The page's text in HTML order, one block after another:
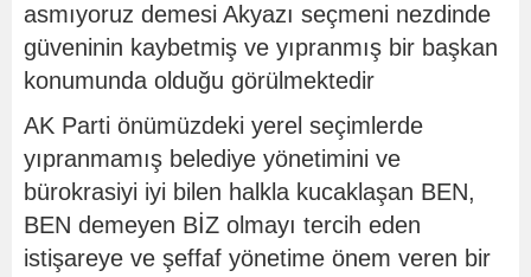
asmıyoruz demesi Akyazı seçmeni nezdinde
güveninin kaybetmiş ve yıpranmış bir başkan
konumunda olduğu görülmektedir
AK Parti önümüzdeki yerel seçimlerde
yıpranmamış belediye yönetimini ve
bürokrasiyi iyi bilen halkla kucaklaşan BEN,
BEN demeyen BİZ olmayı tercih eden
istişareye ve şeffaf yönetime önem veren bir